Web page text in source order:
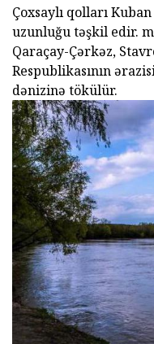
Çoxsaylı qolları
uzunluğu təşkil edir.
Qaraçay-Çərkəz,
Respublikasının
dənizinə tökülür.